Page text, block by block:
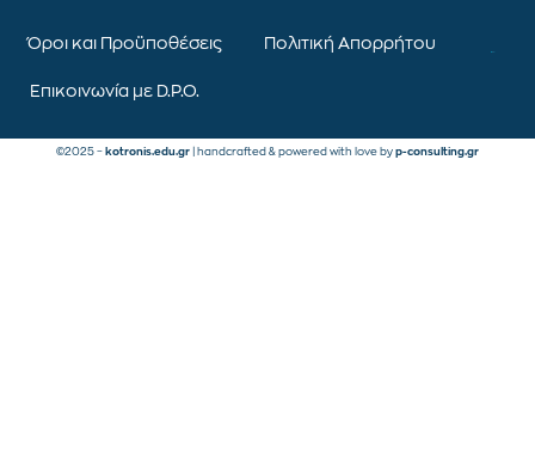
Όροι και Προϋποθέσεις Πολιτική Απορρήτου
Επικοινωνία με D.P.O.
©2025 – kotronis.edu.gr | handcrafted & powered with love by p-consulting.gr